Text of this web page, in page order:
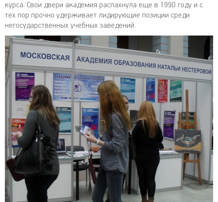
курса. Свои двери академия распахнула еще в 1990 году и с
тех пор прочно удерживает лидирующие позиции среди
негосударственных учебных заведений.